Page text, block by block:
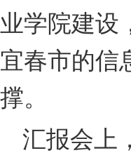
业学院建设
宜春市的信
撑。
汇报会上